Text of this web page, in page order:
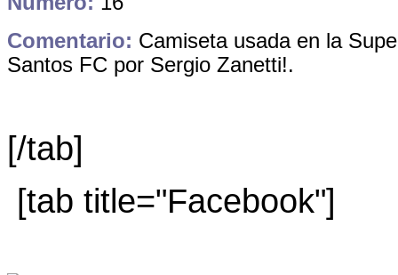
Comentario: Camiseta usada en la
Santos FC por Sergio Zanetti!.
[/tab]
[tab title="Facebook"]